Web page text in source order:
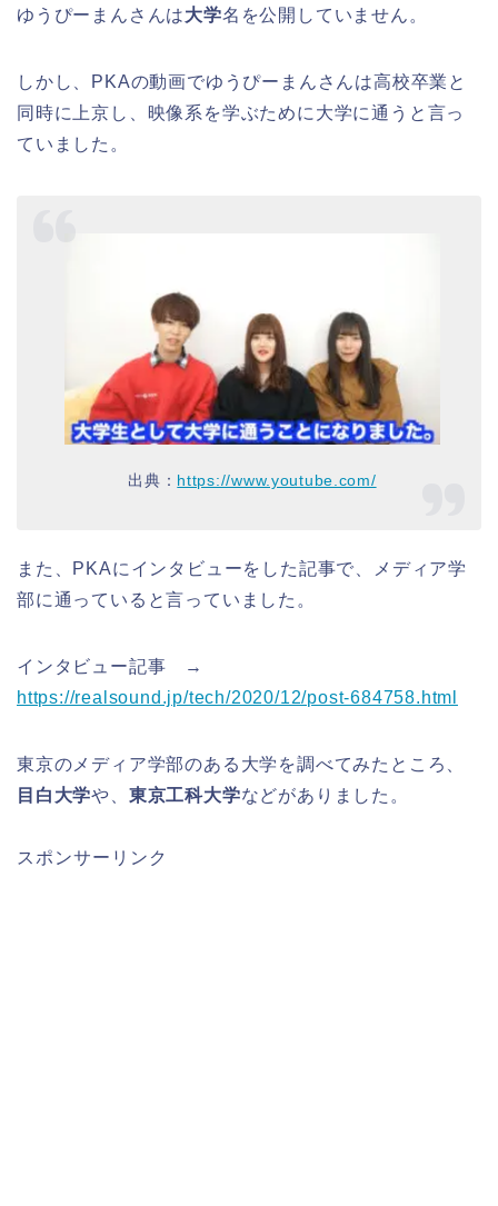
ゆうぴーまんさんは大学名を公開していません。
しかし、PKAの動画でゆうぴーまんさんは高校卒業と
同時に上京し、映像系を学ぶために大学に通うと言っ
ていました。
出典： https://www.youtube.com/
また、PKAにインタビューをした記事で、メディア学
部に通っていると言っていました。
インタビュー記事 →
https://realsound.jp/tech/2020/12/post-684758.html
東京のメディア学部のある大学を調べてみたところ、
目白大学や、 東京工科大学などがありました。
スポンサーリンク